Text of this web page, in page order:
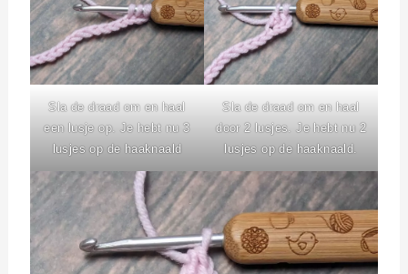
Sla de draad om en haal
een lusje op. Je hebt nu 3
lusjes op de haaknaald
Sla de draad om en haal
door 2 lusjes. Je hebt nu 2
lusjes op de haaknaald.